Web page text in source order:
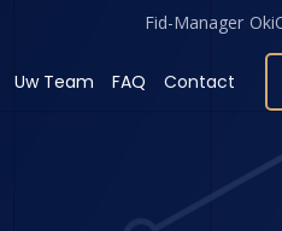
Fid-Manager
Uw Team FAQ Contact